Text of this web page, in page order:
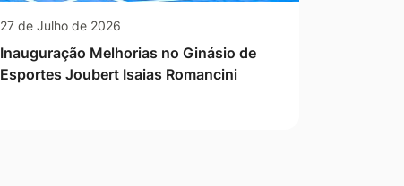
27 de Julho de 2026
Inauguração Melhorias no Ginásio de
Esportes Joubert Isaias Romancini